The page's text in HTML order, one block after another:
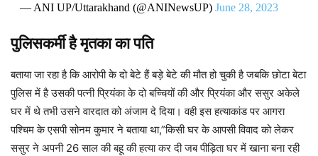
— ANI UP/Uttarakhand (@ANINewsUP) June 28, 2023
पुलिसकर्मी है मृतका का पति
बताया जा रहा है कि आरोपी के दो बेटे हैं बड़े बेटे की मौत हो चुकी है जबकि छोटा बेटा
पुलिस में है उसकी पत्नी प्रियंका के दो बच्चियों की और प्रियंका और ससुर अकेले
घर में थे तभी उसने वारदात को अंजाम दे दिया। वही इस हत्याकांड पर आगरा
पश्चिम के एसपी सोनम कुमार ने बताया था,”किसी घर के आपसी विवाद को लेकर
ससुर ने अपनी 26 साल की बहू की हत्या कर दी जब पीड़िता घर में खाना बना रही